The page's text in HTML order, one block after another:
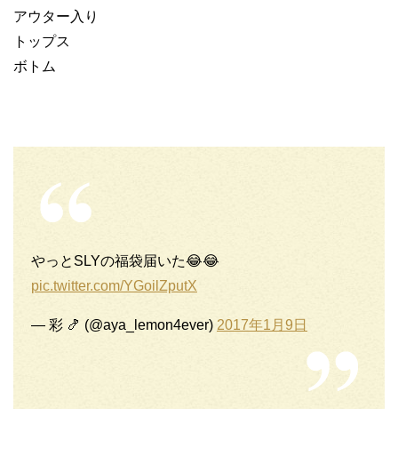
アウター入り
トップス
ボトム
やっとSLYの福袋届いた😂😂
pic.twitter.com/YGoilZputX
— 彩 🍤 (@aya_lemon4ever) 2017年1月9日